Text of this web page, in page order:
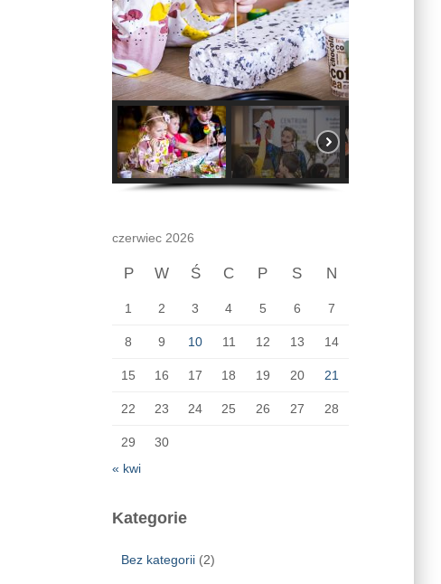
czerwiec 2026
P W Ś C P S N
1 2 3 4 5 6 7
8 9 10 11 12 13 14
15 16 17 18 19 20 21
22 23 24 25 26 27 28
29
30
« kwi
Kategorie
Bez kategorii(2)